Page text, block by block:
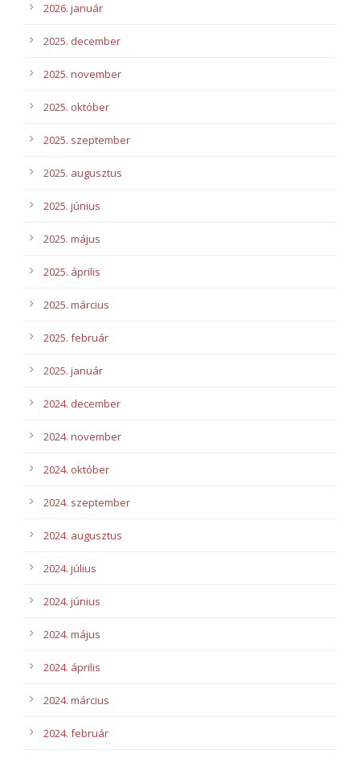
2026. január
2025. december
2025. november
2025. október
2025. szeptember
2025. augusztus
2025. június
2025. május
2025. április
2025. március
2025. február
2025. január
2024. december
2024. november
2024. október
2024. szeptember
2024. augusztus
2024. július
2024. június
2024. május
2024. április
2024. március
2024. február